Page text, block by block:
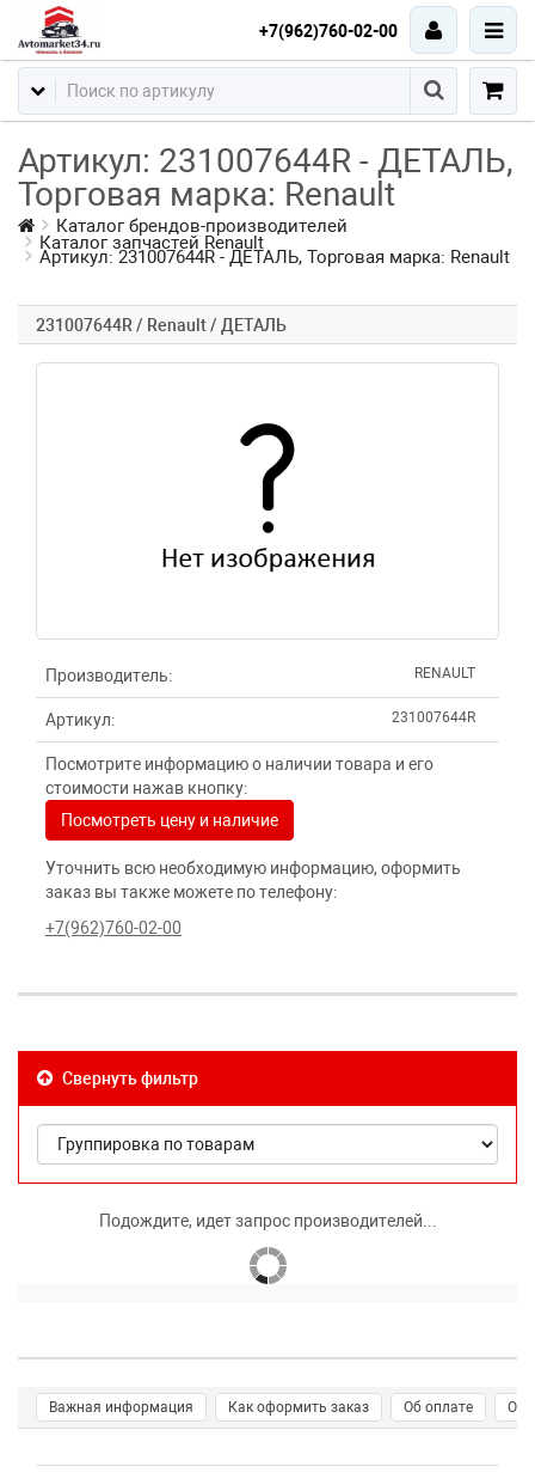
+7(962)760-02-00
Артикул: 231007644R - ДЕТАЛЬ,
Торговая марка: Renault
Каталог брендов-производителей
Каталог запчастей Renault
Артикул: 231007644R - ДЕТАЛЬ, Торговая марка: Renault
231007644R / Renault / ДЕТАЛЬ
Производитель: RENAULT
Артикул: 231007644R
Посмотрите информацию о наличии товара и его
стоимости нажав кнопку:
Посмотреть цену и наличие
Уточнить всю необходимую информацию, оформить
заказ вы также можете по телефону:
+7(962)760-02-00
Свернуть фильтр
Подождите, идет запрос производителей...
Важная информация Как оформить заказ Об оплате О